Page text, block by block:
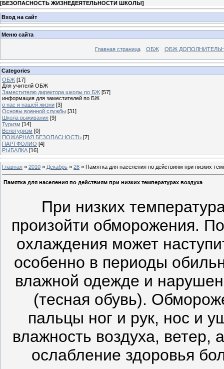
[БЕЗОПАСНОСТЬ ЖИЗНЕДЕЯТЕЛЬНОСТИ ШКОЛЫ]
Вход на сайт
Меню сайта
Главная страница ОБЖ ОБЖ
Categories
ОБЖ [17]
Для учителй ОБЖ
Заместителю директора школы по БЖ [57]
информация для заместителей по БЖ
о нас и нашей жизни [3]
Основы военной службы [31]
Школа выживания [9]
Туризм [14]
Велотуризм [0]
ПОЖАРНАЯ БЕЗОПАСНОСТЬ [7]
ПАРТФОЛИО [4]
РЫБАЛКА [16]
Главная » 2010 » Декабрь » 26 » Памятка для населения по действиям при низких
Памятка для населения по действиям при низких температурах воздуха
При низких
произойти обморожения.
охлаждения может
особенно в периоды
влажной одежде и
(тесная обувь).
пальцы ног и рук, нос и
влажность воздуха, ветер,
ослабление здоровья